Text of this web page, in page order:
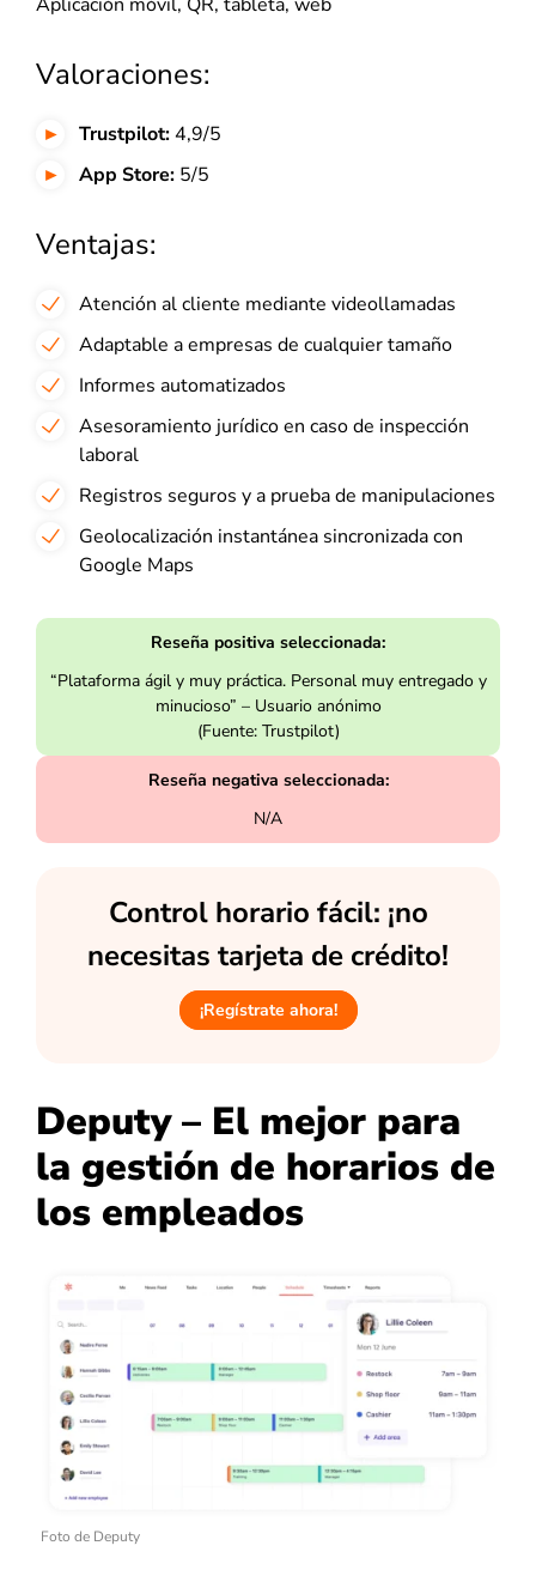
Valoraciones:
Trustpilot:4,9/5
App Store: 5/5
Ventajas:
Atención al cliente mediante videollamadas
Adaptable a empresas de cualquier tamaño
Informes automatizados
Asesoramiento jurídico en caso de inspección
laboral
Registros seguros y a prueba de manipulaciones
Geolocalización instantánea sincronizada con
Google Maps
Reseña positiva seleccionada:
“Plataforma ágil y muy práctica. Personal muy entregado y
minucioso” – Usuario anónimo
(Fuente: Trustpilot)
Reseña negativa seleccionada:
N/A
Control horario fácil: ¡no
necesitas tarjeta de crédito!
¡Regístrate ahora!
Deputy – El mejor para
la gestión de horarios de
los empleados
Foto de Deputy